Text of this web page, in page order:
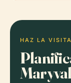
HAZ LA